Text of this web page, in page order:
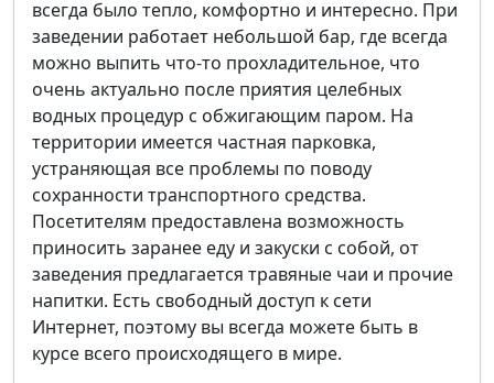
всегда было тепло, комфортно и интересно. При
заведении работает небольшой бар, где всегда
можно выпить что-то прохладительное, что
очень актуально после приятия целебных
водных процедур с обжигающим паром. На
территории имеется частная парковка,
устраняющая все проблемы по поводу
сохранности транспортного средства.
Посетителям предоставлена возможность
приносить заранее еду и закуски с собой, от
заведения предлагается травяные чаи и прочие
напитки. Есть свободный доступ к сети
Интернет, поэтому вы всегда можете быть в
курсе всего происходящего в мире.